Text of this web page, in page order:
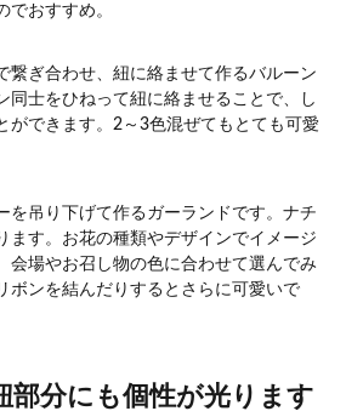
でおすすめ。
繋ぎ合わせ、紐に絡ませて作るバルーン
同士をひねって紐に絡ませることで、し
ができます。2～3色混ぜてもとても可愛
を吊り下げて作るガーランドです。ナチ
ます。お花の種類やデザインでイメージ
会場やお召し物の色に合わせて選んでみ
ボンを結んだりするとさらに可愛いで
部分にも個性が光ります